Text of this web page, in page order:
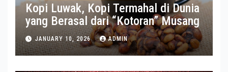
Kopi Luwak, Kopi Termahal di Dunia
yang Berasal dari “Kotoran” Musang
JANUARY 10, 2026 ADMIN